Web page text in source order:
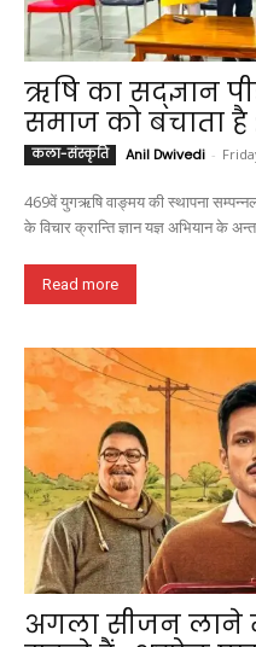
ऋषि का सद्ज्ञान
समाज को बचाता है
कला-संस्कृति Anil Dwivedi -
469वें युगऋषि वाङ्मय की स्थापना
के विचार क्रान्ति ज्ञान यज्ञ अभियान के
Read more
अगला सीजन लाने